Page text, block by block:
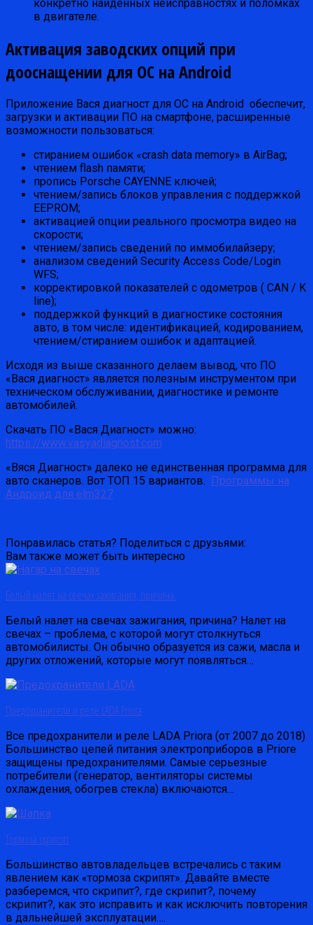
конкретно найденных неисправностях и поломках
в двигателе.
Активация заводских опций при
дооснащении для ОС на Android
Приложение Вася диагност для ОС на Android обеспечит,
загрузки и активации ПО на смартфоне, расширенные
возможности пользоваться:
стиранием ошибок «crash data memory» в AirBag;
чтением flash памяти;
пропись Porsche CAYENNE ключей;
чтением/запись блоков управления с поддержкой
EEPROM;
активацией опции реального просмотра видео на
скорости;
чтением/запись сведений по иммобилайзеру;
анализом сведений Security Access Code/Login
WFS;
корректировкой показателей с одометров ( CAN / K
line);
поддержкой функций в диагностике состояния
авто, в том числе: идентификацией, кодированием,
чтением/стиранием ошибок и адаптацией.
Исходя из выше сказанного делаем вывод, что ПО
«Вася диагност» является полезным инструментом при
техническом обслуживании, диагностике и ремонте
автомобилей.
Скачать ПО «Вася Диагност» можно:
https://www.vasyadiagnost.com
«Вяся Диагност» далеко не единственная программа для
авто сканеров. Вот ТОП 15 вариантов. Программы на
Андроид для elm327
Понравилась статья? Поделиться с друзьями:
Вам также может быть интересно
Белый налет на свечах зажигания, причина.
Белый налет на свечах зажигания, причина? Налет на
свечах – проблема, с которой могут столкнуться
автомобилисты. Он обычно образуется из сажи, масла и
других отложений, которые могут появляться…
Предохранители и реле LADA Priora
Все предохранители и реле LADA Priora (от 2007 до 2018)
Большинство цепей питания электроприборов в Priorе
защищены предохранителями. Самые серьезные
потребители (генератор, вентиляторы системы
охлаждения, обогрев стекла) включаются…
Тормоза скрипят
Большинство автовладельцев встречались с таким
явлением как «тормоза скрипят». Давайте вместе
разберемся, что скрипит?, где скрипит?, почему
скрипит?, как это исправить и как исключить повторения
в дальнейшей эксплуатации….